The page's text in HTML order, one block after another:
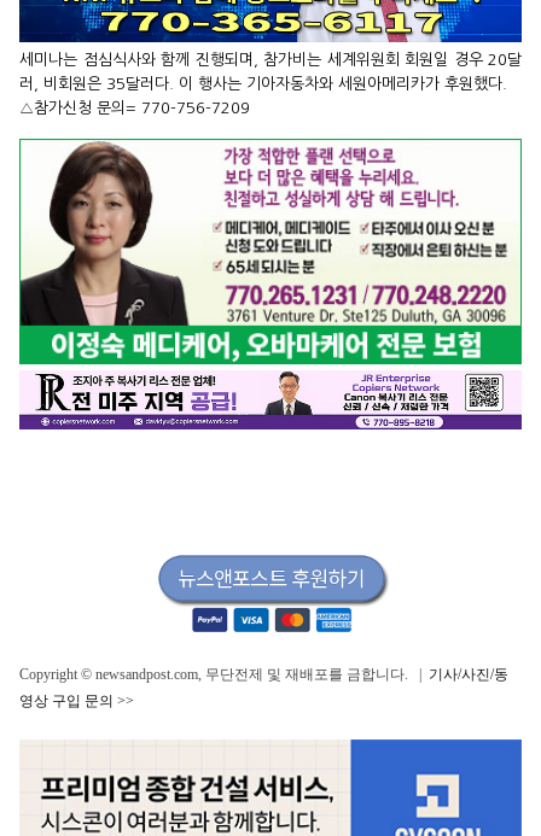
세미나는 점심식사와 함께 진행되며, 참가비는 세계위원회 회원일 경우 20달
러, 비회원은 35달러다. 이 행사는 기아자동차와 세원아메리카가 후원했다.
△참가신청 문의= 770-756-7209
Copyright © newsandpost.com, 무단전제 및 재배포를 금합니다. | 기사/사진/동
영상 구입 문의 >>